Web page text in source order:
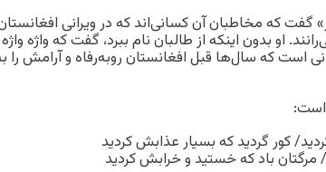
گفت که مخاطبان آن کسانی‌اند که در ویرانی
او بدون اینکه از طالبان نام ببرد، گفت که واژه‌
است که سال‌ها قبل افغانستان رو‌به‌رفاه و آرامش
است:
کور گردید که بسیار عذابش کردید
مرگتان باد که خستید و خرابش کردید